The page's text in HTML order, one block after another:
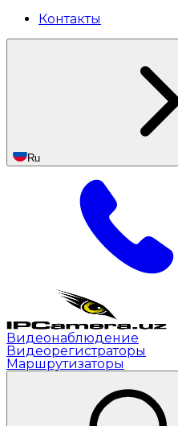
Контакты
Ru
Видеонаблюдение
Видеорегистраторы
Маршрутизаторы